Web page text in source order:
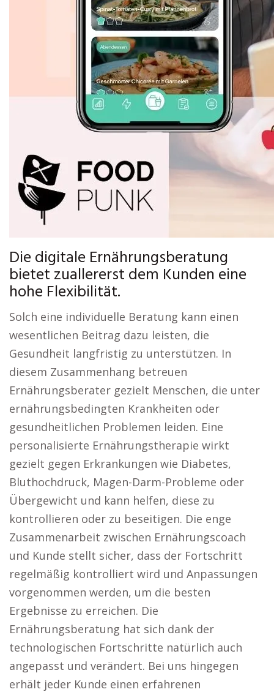
Die digitale Ernährungsberatung
bietet zuallererst dem Kunden eine
hohe Flexibilität.
Solch eine individuelle Beratung kann einen
wesentlichen Beitrag dazu leisten, die
Gesundheit langfristig zu unterstützen. In
diesem Zusammenhang betreuen
Ernährungsberater gezielt Menschen, die unter
ernährungsbedingten Krankheiten oder
gesundheitlichen Problemen leiden. Eine
personalisierte Ernährungstherapie wirkt
gezielt gegen Erkrankungen wie Diabetes,
Bluthochdruck, Magen-Darm-Probleme oder
Übergewicht und kann helfen, diese zu
kontrollieren oder zu beseitigen. Die enge
Zusammenarbeit zwischen Ernährungscoach
und Kunde stellt sicher, dass der Fortschritt
regelmäßig kontrolliert wird und Anpassungen
vorgenommen werden, um die besten
Ergebnisse zu erreichen. Die
Ernährungsberatung hat sich dank der
technologischen Fortschritte natürlich auch
angepasst und verändert. Bei uns hingegen
erhält jeder Kunde einen erfahrenen